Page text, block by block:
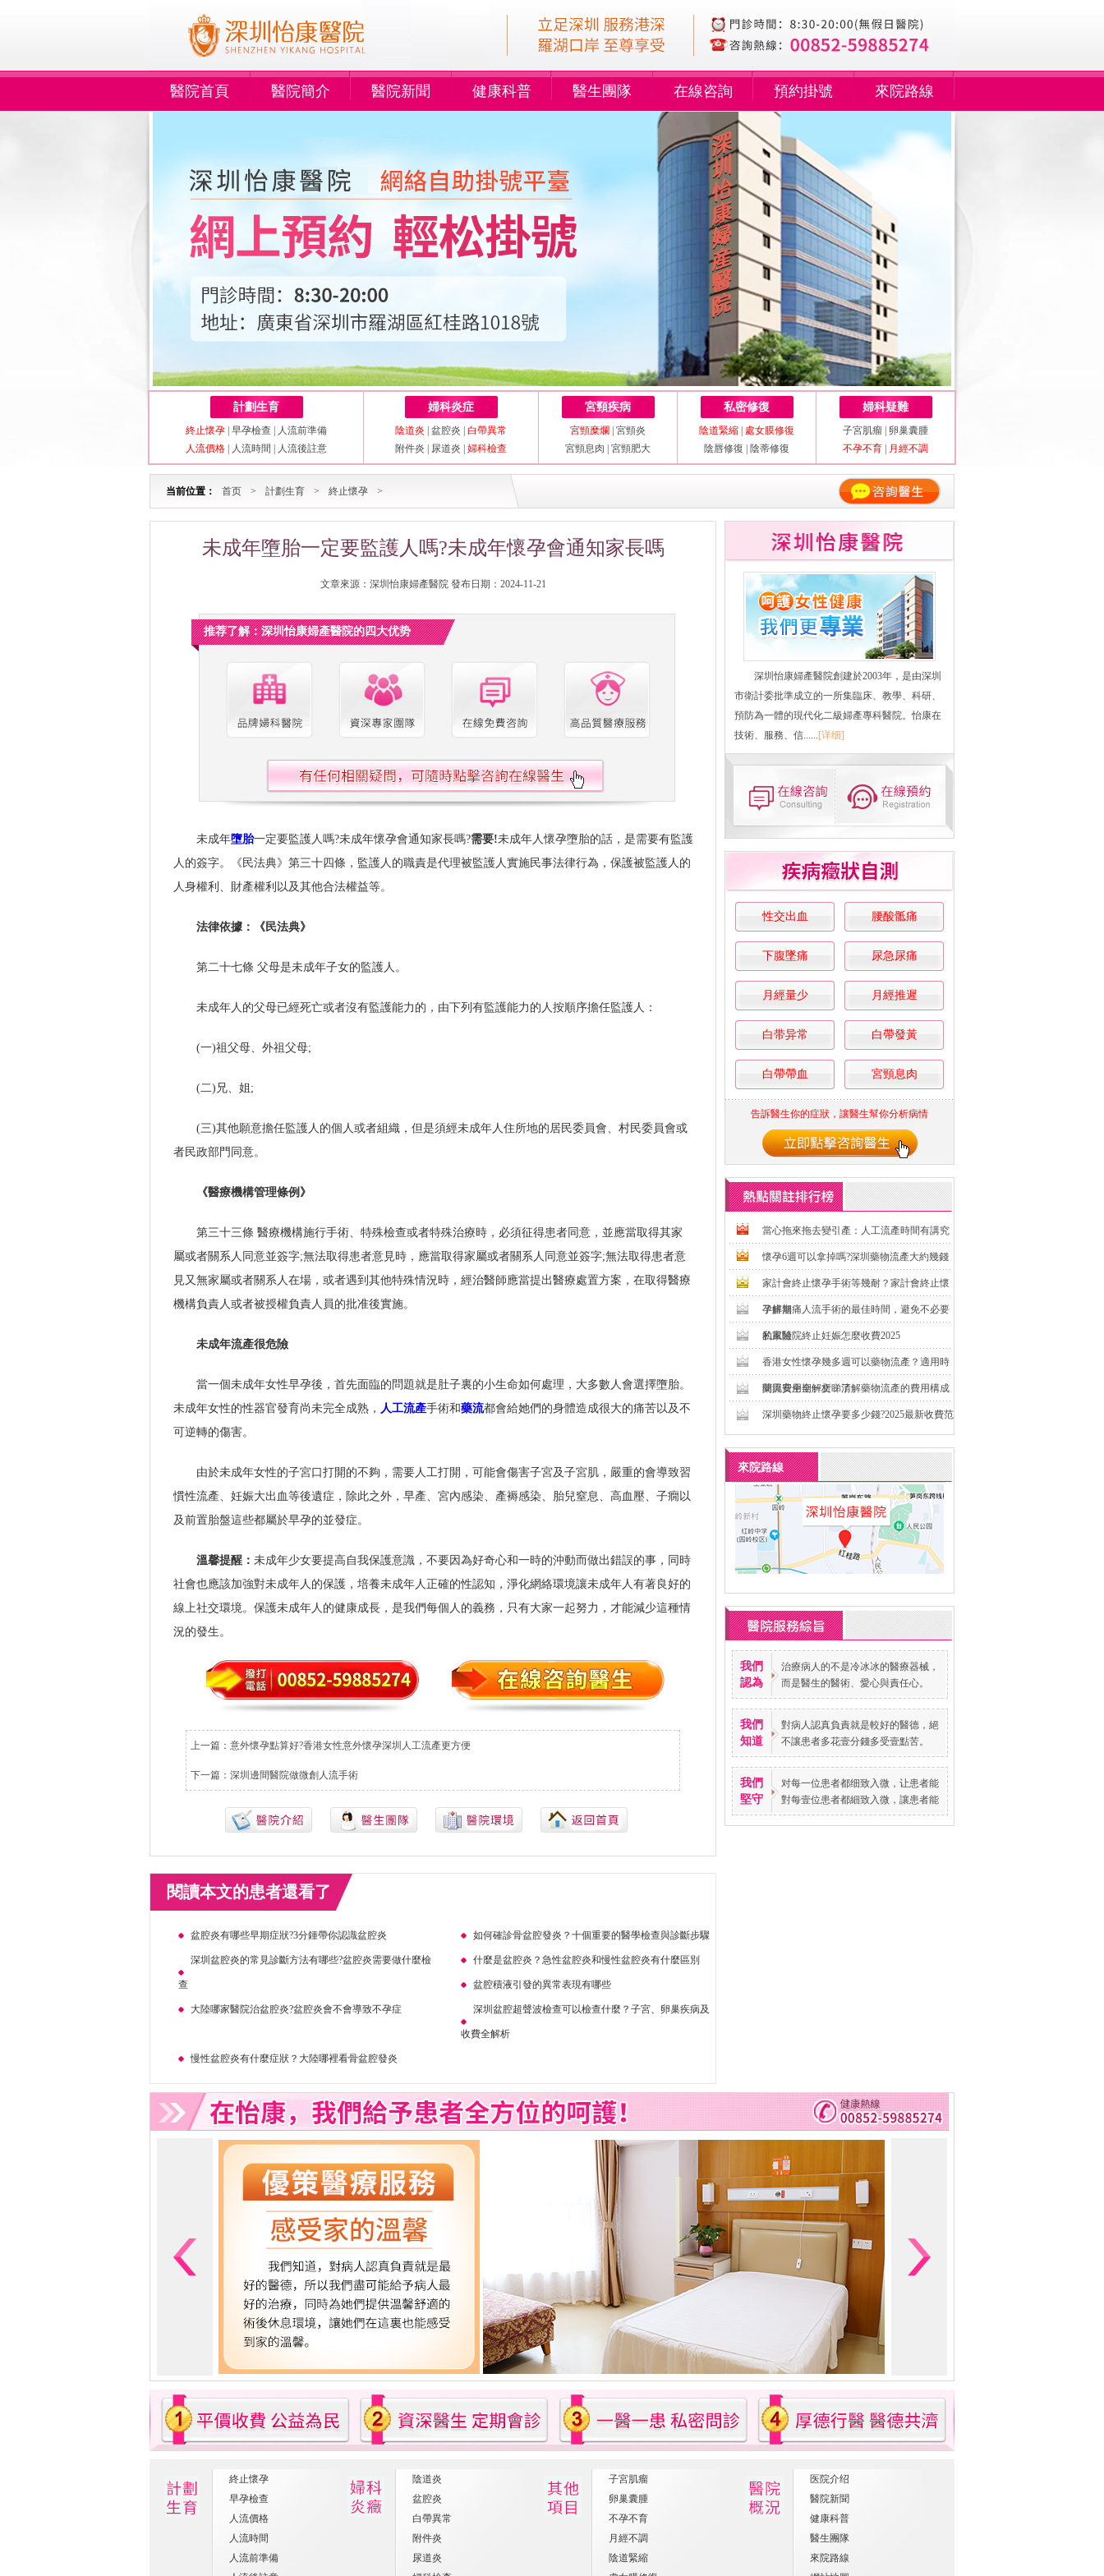
醫院首頁 醫院簡介 醫院新聞 健康科普 醫生團隊 在線咨詢 預約掛號 來院路線
計劃生育
終止懷孕 早孕檢查
人流前準備
人流價格
人流時間 人流後註意
婦科炎症
陰道炎 盆腔炎
白帶異常
附件炎
尿道炎 婦科檢查
宮頸疾病
宮頸糜爛
宮頸炎
宮頸息肉
宮頸肥大
私密修復
陰道緊縮
處女膜修復
陰唇修復
陰蒂修復
婦科疑難
子宮肌瘤
卵巢囊腫
不孕不育
月經不調
当前位置： 首页 > 計劃生育 > 終止懷孕 >
未成年墮胎一定要監護人嗎?未成年懷孕會通知家長嗎
文章來源：深圳怡康婦產醫院 發布日期：2024-11-21
推荐了解：深圳怡康婦產醫院的四大优势
未成年墮胎一定要監護人嗎?未成年懷孕會通知家長嗎?需要!未成年人懷孕墮胎的話，是需要有監護
人的簽字。《民法典》第三十四條，監護人的職責是代理被監護人實施民事法律行為，保護被監護人的
人身權利、財產權利以及其他合法權益等。
法律依據：《民法典》
第二十七條 父母是未成年子女的監護人。
未成年人的父母已經死亡或者沒有監護能力的，由下列有監護能力的人按順序擔任監護人：
(一)祖父母、外祖父母;
(二)兄、姐;
(三)其他願意擔任監護人的個人或者組織，但是須經未成年人住所地的居民委員會、村民委員會或
者民政部門同意。
《醫療機構管理條例》
第三十三條 醫療機構施行手術、特殊檢查或者特殊治療時，必須征得患者同意，並應當取得其家
屬或者關系人同意並簽字;無法取得患者意見時，應當取得家屬或者關系人同意並簽字;無法取得患者意
見又無家屬或者關系人在場，或者遇到其他特殊情況時，經治醫師應當提出醫療處置方案，在取得醫療
機構負責人或者被授權負責人員的批准後實施。
未成年流產很危險
當一個未成年女性早孕後，首先面臨的問題就是肚子裏的小生命如何處理，大多數人會選擇墮胎。
未成年女性的性器官發育尚未完全成熟， 人工流產手術和藥流都會給她們的身體造成很大的痛苦以及不
可逆轉的傷害。
由於未成年女性的子宮口打開的不夠，需要人工打開，可能會傷害子宮及子宮肌，嚴重的會導致習
慣性流產、妊娠大出血等後遺症，除此之外，早產、宮內感染、產褥感染、胎兒窒息、高血壓、子癇以
及前置胎盤這些都屬於早孕的並發症。
溫馨提醒： 未成年少女要提高自我保護意識，不要因為好奇心和一時的沖動而做出錯誤的事，同時
社會也應該加強對未成年人的保護，培養未成年人正確的性認知，淨化網絡環境讓未成年人有著良好的
線上社交環境。保護未成年人的健康成長，是我們每個人的義務，只有大家一起努力，才能減少這種情
況的發生。
上一篇： 意外懷孕點算好?香港女性意外懷孕深圳人工流產更方便
下一篇： 深圳邊間醫院做微創人流手術
閱讀本文的患者還看了
盆腔炎有哪些早期症狀?3分鍾帶你認識盆腔炎 如何確診骨盆腔發炎？十個重要的醫學檢查與診斷步驟
深圳盆腔炎的常見診斷方法有哪些?盆腔炎需要做什麼檢
查
什麼是盆腔炎？急性盆腔炎和慢性盆腔炎有什麼區別
盆腔積液引發的異常表現有哪些
大陸哪家醫院治盆腔炎?盆腔炎會不會導致不孕症 深圳盆腔超聲波檢查可以檢查什麼？子宮、卵巢疾病及
收費全解析
慢性盆腔炎有什麼症狀？大陸哪裡看骨盆腔發炎
深圳怡康婦產醫院創建於2003年，是由深圳
市衛計委批準成立的一所集臨床、教學、科研、
預防為一體的現代化二級婦產專科醫院。怡康在
技術、服務、信...... [详细]
性交出血 腰酸骶痛
下腹墜痛 尿急尿痛
月經量少 月經推遲
白带异常 白帶發黃
白帶帶血 宮頸息肉
告訴醫生你的症狀，讓醫生幫你分析病情
當心拖來拖去變引產：人工流產時間有講究
懷孕6週可以拿掉嗎?深圳藥物流產大約幾錢
家計會終止懷孕手術等幾耐？家計會終止懷
孕排期
了解無痛人流手術的最佳時間，避免不必要
的風險
私家醫院終止妊娠怎麼收費2025
香港女性懷孕幾多週可以藥物流產？適用時
間與安全期一文睇清
藥流費用全解析：了解藥物流產的費用構成
深圳藥物終止懷孕要多少錢?2025最新收費范
來院路線
我們
認為
治療病人的不是冷冰冰的醫療器械，
而是醫生的醫術、愛心與責任心。
我們
知道
對病人認真負責就是較好的醫德，絕
不讓患者多花壹分錢多受壹點苦。
我們
堅守
对每一位患者都细致入微，让患者能
對每壹位患者都細致入微，讓患者能
終止懷孕
早孕檢查
人流價格
人流時間
人流前準備
陰道炎
盆腔炎
白帶異常
附件炎
尿道炎
子宮肌瘤
卵巢囊腫
不孕不育
月經不調
陰道緊縮
医院介绍
醫院新聞
健康科普
醫生團隊
來院路線